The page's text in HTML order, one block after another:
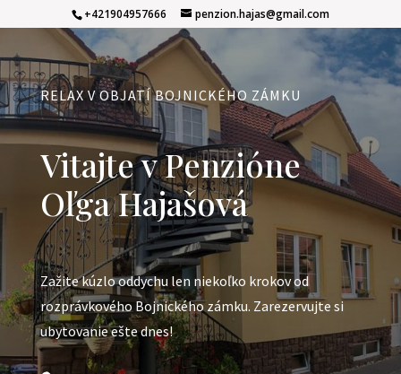
+421904957666 penzion.hajas@gmail.com
RELAX V OBJATÍ BOJNICKÉHO ZÁMKU
Vitajte v Penzióne
Oľga Hajašová
Zažite kúzlo oddychu len niekoľko krokov od
rozprávkového Bojnického zámku. Zarezervujte si
ubytovanie ešte dnes!